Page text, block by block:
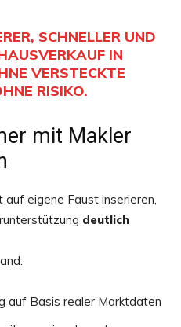
SCHNELLER UND
IN
VERSTECKTE
RISIKO.
mit Makler
eigene Faust inserieren,
deutlich
auf Basis realer Marktdaten